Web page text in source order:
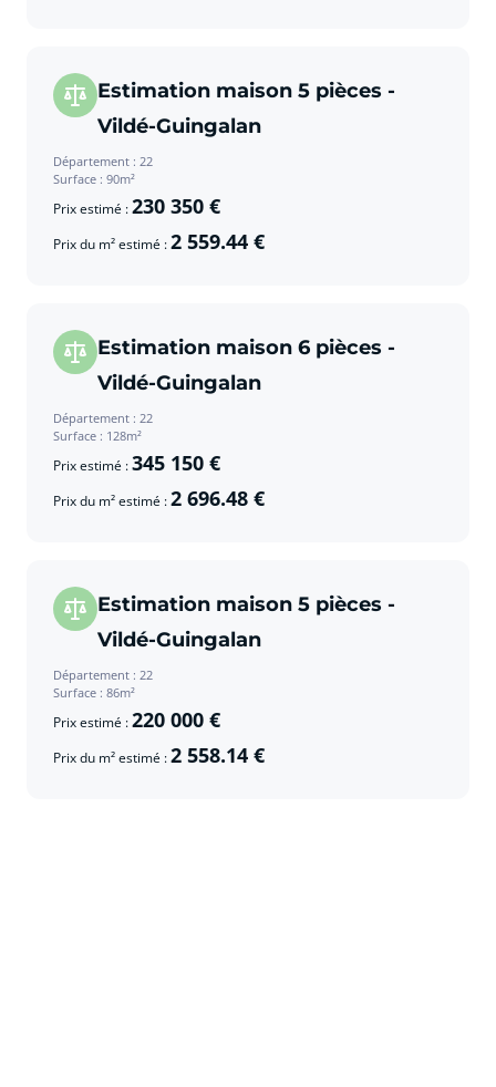
Estimation maison 5 pièces -
Vildé-Guingalan
Département : 22
Surface : 90m²
Prix estimé :230 350 €
Prix du m² estimé :2 559.44 €
Estimation maison 6 pièces -
Vildé-Guingalan
Département : 22
Surface : 128m²
Prix estimé :345 150 €
Prix du m² estimé :2 696.48 €
Estimation maison 5 pièces -
Vildé-Guingalan
Département : 22
Surface : 86m²
Prix estimé :220 000 €
Prix du m² estimé :2 558.14 €